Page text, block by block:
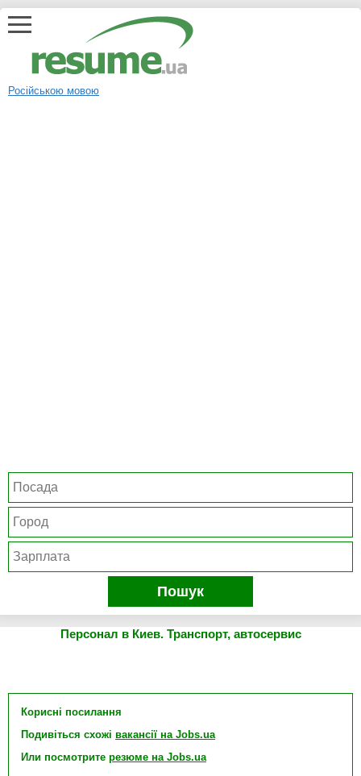
Російською мовою
Пошук
Персонал в Киев. Транспорт, автосервис
Корисні посилання
Подивіться схожі вакансії на Jobs.ua
Или посмотрите резюме на Jobs.ua